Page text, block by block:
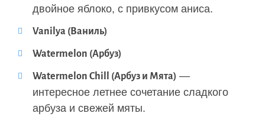
двойное яблоко, с привкусом аниса.
Vanilya (Ваниль)
Watermelon (Арбуз)
Watermelon Chill (Арбуз и Мята) —
интересное летнее сочетание сладкого
арбуза и свежей мяты.